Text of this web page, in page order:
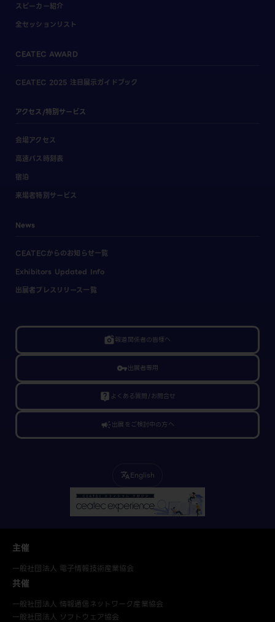
スピーカー紹介
全セッションリスト
CEATEC AWARD
CEATEC 2025 注目展示ガイドブック
アクセス/特別サービス
会場アクセス
高速バス時刻表
宿泊
来場者特別サービス
News
CEATECからのお知らせ一覧
Exhibitors Updated Info
出展者プレスリリース一覧
linked_camera報道関係者の皆様へ
vpn_key出展者専用
live_help よくある質問/お問合せ
campaign出展をご検討中の方へ
translateEnglish
主催
一般社団法人 電子情報技術産業協会
共催
一般社団法人 情報通信ネットワーク産業協会
一般社団法人 ソフトウェア協会